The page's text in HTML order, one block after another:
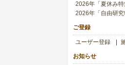
2026年「夏休み
2026年「自由研
ご登録
ユーザー登録
お知らせ